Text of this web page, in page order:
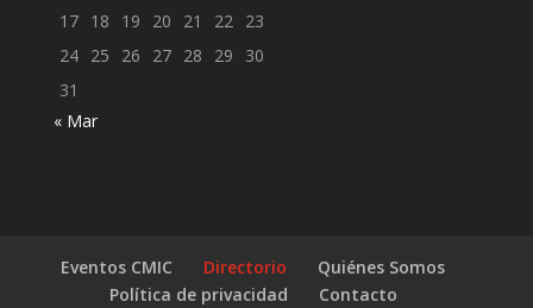
17 18 19 20 21 22 23
24 25 26 27 28 29
30
31
« Mar
Eventos CMIC Directorio
Quiénes Somos
Política de privacidad
Contacto